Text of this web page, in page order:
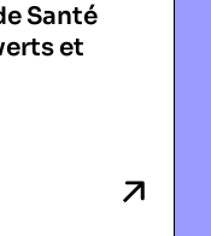
Santé
et